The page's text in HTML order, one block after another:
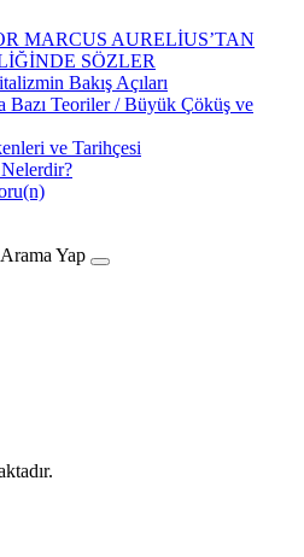
MARCUS AURELİUS’TAN
SÖZLER
Bakış Açıları
Bazı Teoriler / Büyük Çöküş ve
ve Tarihçesi
Arama Yap